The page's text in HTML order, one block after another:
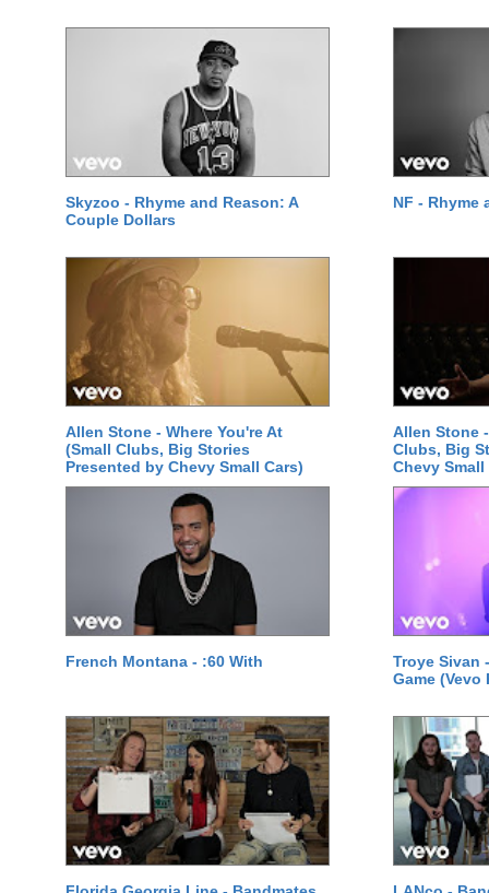
Skyzoo - Rhyme and Reason: A
Couple Dollars
NF - Rhyme
Allen Stone - Where You're At
(Small Clubs, Big Stories
Presented by Chevy Small Cars)
Allen Stone
Clubs, Big
Chevy Small
French Montana - :60 With
Troye Sivan
Game (Vevo